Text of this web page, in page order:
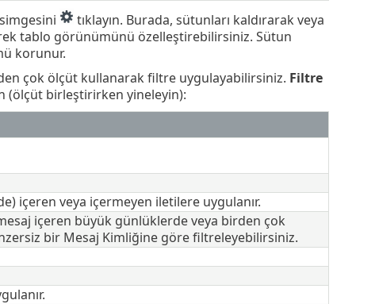
tıklayın. Burada, sütunları kaldırarak veya
tablo görünümünü özelleştirebilirsiniz. Sütun
korunur.
çok ölçüt kullanarak filtre uygulayabilirsiniz. Filtre
(ölçüt birleştirirken yineleyin):
içeren veya içermeyen iletilere uygulanır.
içeren büyük günlüklerde veya birden çok
bir Mesaj Kimliğine göre filtreleyebilirsiniz.